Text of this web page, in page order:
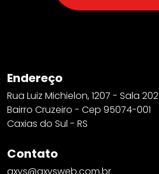
Endereço
Rua Luiz Michielon, 1207 - Sala 202
Bairro Cruzeiro - Cep 95074-001
Caxias do Sul - RS
Contato